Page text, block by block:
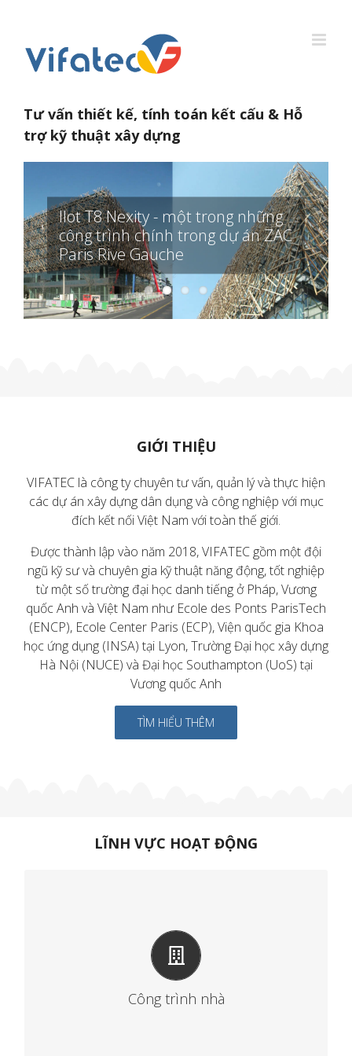
Tư vấn thiết kế, tính toán kết cấu & Hỗ
trợ kỹ thuật xây dựng
Ilot T8 Nexity - một trong những
công trình chính trong dự án ZAC
Paris Rive Gauche
GIỚI THIỆU
VIFATEC là công ty chuyên tư vấn, quản lý và thực hiện
các dự án xây dựng dân dụng và công nghiệp với mục
đích kết nối Việt Nam với toàn thế giới.
Được thành lập vào năm 2018, VIFATEC gồm một đội
ngũ kỹ sư và chuyên gia kỹ thuật năng động, tốt nghiệp
từ một số trường đại học danh tiếng ở Pháp, Vương
quốc Anh và Việt Nam như Ecole des Ponts ParisTech
(ENCP), Ecole Center Paris (ECP), Viện quốc gia Khoa
học ứng dụng (INSA) tại Lyon, Trường Đại học xây dựng
Hà Nội (NUCE) và Đại học Southampton (UoS) tại
Vương quốc Anh
TÌM HIỂU THÊM
LĨNH VỰC HOẠT ĐỘNG
Công trình nhà
Toà nhà văn phòng, cửa hàng, khách sạn,
Nhà xưởng công nghiệp,